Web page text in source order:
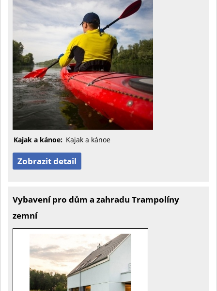
Kajak a kánoe: Kajak a kánoe
Zobrazit detail
Vybavení pro dům a zahradu Trampolíny
zemní